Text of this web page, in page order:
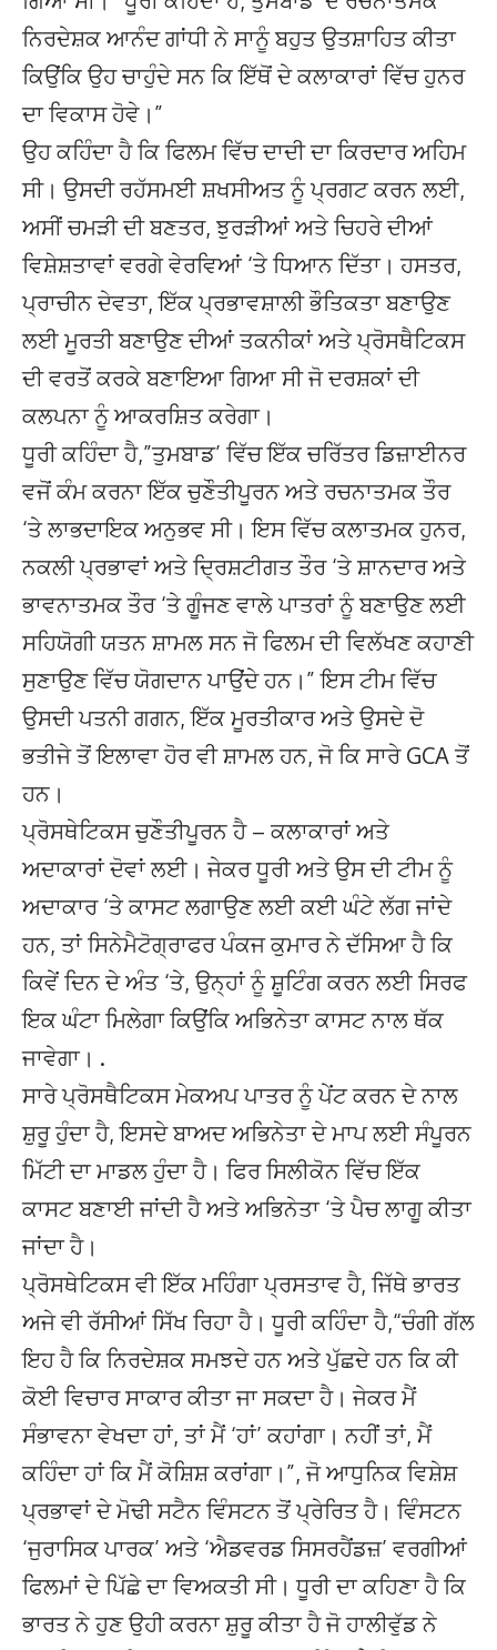
ਨਿਰਦੇਸ਼ਕ ਆਨੰਦ ਗਾਂਧੀ ਨੇ ਸਾਨੂੰ ਬਹੁਤ ਉਤਸ਼ਾਹਿਤ ਕੀਤਾ
ਕਿਉਂਕਿ ਉਹ ਚਾਹੁੰਦੇ ਸਨ ਕਿ ਇੱਥੋਂ ਦੇ ਕਲਾਕਾਰਾਂ ਵਿੱਚ ਹੁਨਰ
ਦਾ ਵਿਕਾਸ ਹੋਵੇ।”
ਉਹ ਕਹਿੰਦਾ ਹੈ ਕਿ ਫਿਲਮ ਵਿੱਚ ਦਾਦੀ ਦਾ ਕਿਰਦਾਰ ਅਹਿਮ
ਸੀ। ਉਸਦੀ ਰਹੱਸਮਈ ਸ਼ਖਸੀਅਤ ਨੂੰ ਪ੍ਰਗਟ ਕਰਨ ਲਈ,
ਅਸੀਂ ਚਮੜੀ ਦੀ ਬਣਤਰ, ਝੁਰੜੀਆਂ ਅਤੇ ਚਿਹਰੇ ਦੀਆਂ
ਵਿਸ਼ੇਸ਼ਤਾਵਾਂ ਵਰਗੇ ਵੇਰਵਿਆਂ ‘ਤੇ ਧਿਆਨ ਦਿੱਤਾ। ਹਸਤਰ,
ਪ੍ਰਾਚੀਨ ਦੇਵਤਾ, ਇੱਕ ਪ੍ਰਭਾਵਸ਼ਾਲੀ ਭੌਤਿਕਤਾ ਬਣਾਉਣ
ਲਈ ਮੂਰਤੀ ਬਣਾਉਣ ਦੀਆਂ ਤਕਨੀਕਾਂ ਅਤੇ ਪ੍ਰੋਸਥੈਟਿਕਸ
ਦੀ ਵਰਤੋਂ ਕਰਕੇ ਬਣਾਇਆ ਗਿਆ ਸੀ ਜੋ ਦਰਸ਼ਕਾਂ ਦੀ
ਕਲਪਨਾ ਨੂੰ ਆਕਰਸ਼ਿਤ ਕਰੇਗਾ।
ਧੂਰੀ ਕਹਿੰਦਾ ਹੈ,”ਤੁਮਬਾਡ’ ਵਿੱਚ ਇੱਕ ਚਰਿੱਤਰ ਡਿਜ਼ਾਈਨਰ
ਵਜੋਂ ਕੰਮ ਕਰਨਾ ਇੱਕ ਚੁਣੌਤੀਪੂਰਨ ਅਤੇ ਰਚਨਾਤਮਕ ਤੌਰ
‘ਤੇ ਲਾਭਦਾਇਕ ਅਨੁਭਵ ਸੀ। ਇਸ ਵਿੱਚ ਕਲਾਤਮਕ ਹੁਨਰ,
ਨਕਲੀ ਪ੍ਰਭਾਵਾਂ ਅਤੇ ਦ੍ਰਿਸ਼ਟੀਗਤ ਤੌਰ ‘ਤੇ ਸ਼ਾਨਦਾਰ ਅਤੇ
ਭਾਵਨਾਤਮਕ ਤੌਰ ‘ਤੇ ਗੂੰਜਣ ਵਾਲੇ ਪਾਤਰਾਂ ਨੂੰ ਬਣਾਉਣ ਲਈ
ਸਹਿਯੋਗੀ ਯਤਨ ਸ਼ਾਮਲ ਸਨ ਜੋ ਫਿਲਮ ਦੀ ਵਿਲੱਖਣ ਕਹਾਣੀ
ਸੁਣਾਉਣ ਵਿੱਚ ਯੋਗਦਾਨ ਪਾਉਂਦੇ ਹਨ।” ਇਸ ਟੀਮ ਵਿੱਚ
ਉਸਦੀ ਪਤਨੀ ਗਗਨ, ਇੱਕ ਮੂਰਤੀਕਾਰ ਅਤੇ ਉਸਦੇ ਦੋ
ਭਤੀਜੇ ਤੋਂ ਇਲਾਵਾ ਹੋਰ ਵੀ ਸ਼ਾਮਲ ਹਨ, ਜੋ ਕਿ ਸਾਰੇ GCA ਤੋਂ
ਹਨ।
ਪ੍ਰੋਸਥੇਟਿਕਸ ਚੁਣੌਤੀਪੂਰਨ ਹੈ – ਕਲਾਕਾਰਾਂ ਅਤੇ
ਅਦਾਕਾਰਾਂ ਦੋਵਾਂ ਲਈ। ਜੇਕਰ ਧੂਰੀ ਅਤੇ ਉਸ ਦੀ ਟੀਮ ਨੂੰ
ਅਦਾਕਾਰ ‘ਤੇ ਕਾਸਟ ਲਗਾਉਣ ਲਈ ਕਈ ਘੰਟੇ ਲੱਗ ਜਾਂਦੇ
ਹਨ, ਤਾਂ ਸਿਨੇਮੈਟੋਗ੍ਰਾਫਰ ਪੰਕਜ ਕੁਮਾਰ ਨੇ ਦੱਸਿਆ ਹੈ ਕਿ
ਕਿਵੇਂ ਦਿਨ ਦੇ ਅੰਤ ‘ਤੇ, ਉਨ੍ਹਾਂ ਨੂੰ ਸ਼ੂਟਿੰਗ ਕਰਨ ਲਈ ਸਿਰਫ
ਇਕ ਘੰਟਾ ਮਿਲੇਗਾ ਕਿਉਂਕਿ ਅਭਿਨੇਤਾ ਕਾਸਟ ਨਾਲ ਥੱਕ
ਜਾਵੇਗਾ। .
ਸਾਰੇ ਪ੍ਰੋਸਥੈਟਿਕਸ ਮੇਕਅਪ ਪਾਤਰ ਨੂੰ ਪੇਂਟ ਕਰਨ ਦੇ ਨਾਲ
ਸ਼ੁਰੂ ਹੁੰਦਾ ਹੈ, ਇਸਦੇ ਬਾਅਦ ਅਭਿਨੇਤਾ ਦੇ ਮਾਪ ਲਈ ਸੰਪੂਰਨ
ਮਿੱਟੀ ਦਾ ਮਾਡਲ ਹੁੰਦਾ ਹੈ। ਫਿਰ ਸਿਲੀਕੋਨ ਵਿੱਚ ਇੱਕ
ਕਾਸਟ ਬਣਾਈ ਜਾਂਦੀ ਹੈ ਅਤੇ ਅਭਿਨੇਤਾ ‘ਤੇ ਪੈਚ ਲਾਗੂ ਕੀਤਾ
ਜਾਂਦਾ ਹੈ।
ਪ੍ਰੋਸਥੇਟਿਕਸ ਵੀ ਇੱਕ ਮਹਿੰਗਾ ਪ੍ਰਸਤਾਵ ਹੈ, ਜਿੱਥੇ ਭਾਰਤ
ਅਜੇ ਵੀ ਰੱਸੀਆਂ ਸਿੱਖ ਰਿਹਾ ਹੈ। ਧੂਰੀ ਕਹਿੰਦਾ ਹੈ,“ਚੰਗੀ ਗੱਲ
ਇਹ ਹੈ ਕਿ ਨਿਰਦੇਸ਼ਕ ਸਮਝਦੇ ਹਨ ਅਤੇ ਪੁੱਛਦੇ ਹਨ ਕਿ ਕੀ
ਕੋਈ ਵਿਚਾਰ ਸਾਕਾਰ ਕੀਤਾ ਜਾ ਸਕਦਾ ਹੈ। ਜੇਕਰ ਮੈਂ
ਸੰਭਾਵਨਾ ਵੇਖਦਾ ਹਾਂ, ਤਾਂ ਮੈਂ ‘ਹਾਂ’ ਕਹਾਂਗਾ। ਨਹੀਂ ਤਾਂ, ਮੈਂ
ਕਹਿੰਦਾ ਹਾਂ ਕਿ ਮੈਂ ਕੋਸ਼ਿਸ਼ ਕਰਾਂਗਾ।”, ਜੋ ਆਧੁਨਿਕ ਵਿਸ਼ੇਸ਼
ਪ੍ਰਭਾਵਾਂ ਦੇ ਮੋਢੀ ਸਟੈਨ ਵਿੰਸਟਨ ਤੋਂ ਪ੍ਰੇਰਿਤ ਹੈ। ਵਿੰਸਟਨ
‘ਜੁਰਾਸਿਕ ਪਾਰਕ’ ਅਤੇ ‘ਐਡਵਰਡ ਸਿਸਰਹੈਂਡਜ਼’ ਵਰਗੀਆਂ
ਫਿਲਮਾਂ ਦੇ ਪਿੱਛੇ ਦਾ ਵਿਅਕਤੀ ਸੀ। ਧੂਰੀ ਦਾ ਕਹਿਣਾ ਹੈ ਕਿ
ਭਾਰਤ ਨੇ ਹੁਣ ਉਹੀ ਕਰਨਾ ਸ਼ੁਰੂ ਕੀਤਾ ਹੈ ਜੋ ਹਾਲੀਵੁੱਡ ਨੇ